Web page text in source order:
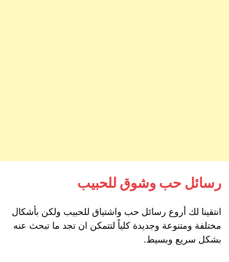
رسائل حب وشوق للحبيب
انتقينا لك أروع رسائل حب واشتياق للحبيب ولكن بأشكال
مختلفة ومتنوعة وجديدة كلياً لتتمكن ان تجد ما تبحث عنه
بشكل سريع وبسيط.